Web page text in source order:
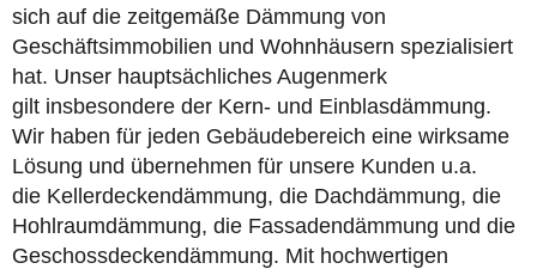
sich auf die zeitgemäße Dämmung von
Geschäftsimmobilien und Wohnhäusern spezialisiert
hat. Unser hauptsächliches Augenmerk
gilt insbesondere der Kern- und Einblasdämmung.
Wir haben für jeden Gebäudebereich eine wirksame
Lösung und übernehmen für unsere Kunden u.a.
die Kellerdeckendämmung, die Dachdämmung, die
Hohlraumdämmung, die Fassadendämmung und die
Geschossdeckendämmung. Mit hochwertigen